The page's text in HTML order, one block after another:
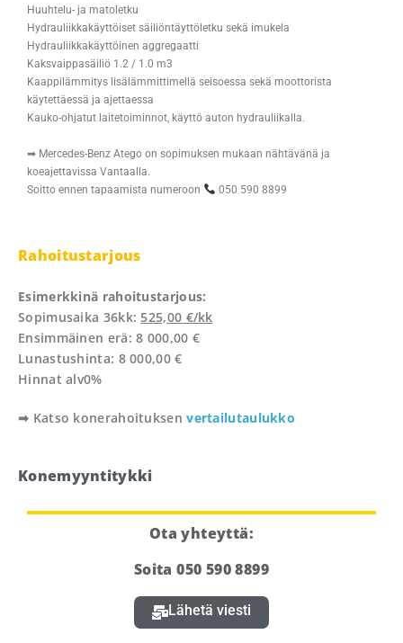
Huuhtelu- ja matoletku
Hydrauliikkakäyttöiset säiliöntäyttöletku sekä imukela
Hydrauliikkakäyttöinen aggregaatti
Kaksvaippasäiliö 1.2 / 1.0 m3
Kaappilämmitys lisälämmittimellä seisoessa sekä moottorista
käytettäessä ja ajettaessa
Kauko-ohjatut laitetoiminnot, käyttö auton hydrauliikalla.
➡ Mercedes-Benz Atego on sopimuksen mukaan nähtävänä ja
koeajettavissa Vantaalla.
Soitto ennen tapaamista numeroon
050 590 8899
Rahoitustarjous
Esimerkkinä rahoitustarjous:
Sopimusaika 36kk:525,00 €/kk
Ensimmäinen erä: 8 000,00 €
Lunastushinta: 8 000,00 €
Hinnat alv0%
➡ Katso konerahoituksenvertailutaulukko
Konemyyntitykki
Ota yhteyttä:
Soita 050 590 8899
Lähetä viesti